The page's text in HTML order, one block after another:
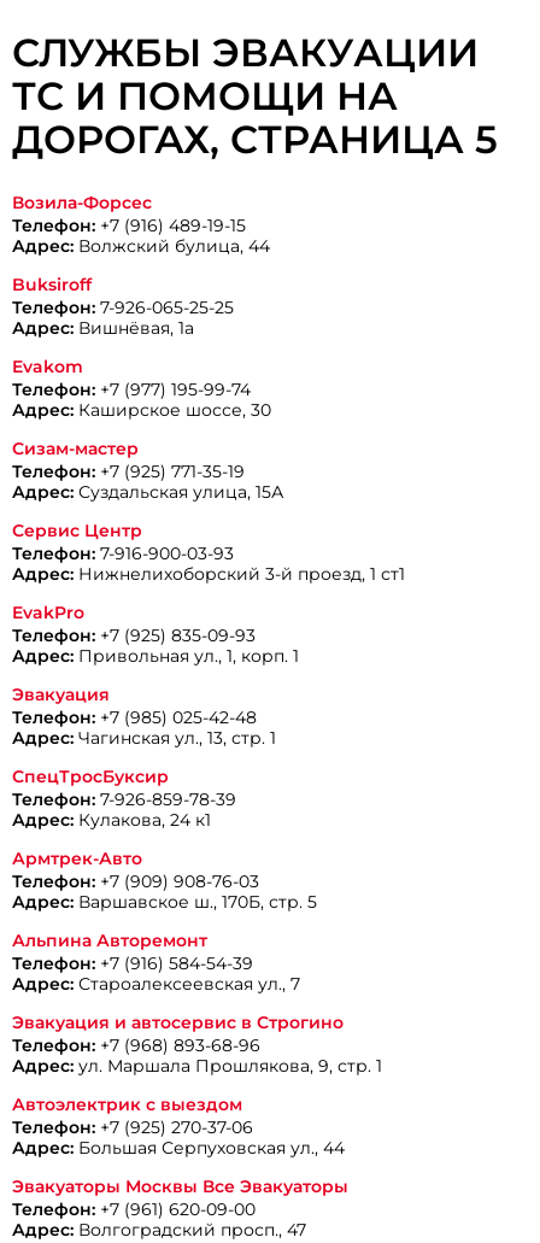
СЛУЖБЫ ЭВАКУАЦИИ
ТС И ПОМОЩИ НА
ДОРОГАХ, CТРАНИЦА 5
Возила-Форсес
Телефон: +7 (916) 489-19-15
Адрес: Волжский булица, 44
Buksiroff
Телефон: 7-926-065-25-25
Адрес: Вишнёвая, 1а
Evakom
Телефон: +7 (977) 195-99-74
Адрес: Каширское шоссе, 30
Сизам-мастер
Телефон: +7 (925) 771-35-19
Адрес: Суздальская улица, 15А
Сервис Центр
Телефон: 7-916-900-03-93
Адрес: Нижнелихоборский 3-й проезд, 1 ст1
EvakPro
Телефон: +7 (925) 835-09-93
Адрес: Привольная ул., 1, корп. 1
Эвакуация
Телефон: +7 (985) 025-42-48
Адрес: Чагинская ул., 13, стр. 1
СпецТросБуксир
Телефон: 7-926-859-78-39
Адрес: Кулакова, 24 к1
Армтрек-Авто
Телефон: +7 (909) 908-76-03
Адрес: Варшавское ш., 170Б, стр. 5
Альпина Авторемонт
Телефон: +7 (916) 584-54-39
Адрес: Староалексеевская ул., 7
Эвакуация и автосервис в Строгино
Телефон: +7 (968) 893-68-96
Адрес: ул. Маршала Прошлякова, 9, стр. 1
Автоэлектрик с выездом
Телефон: +7 (925) 270-37-06
Адрес: Большая Серпуховская ул., 44
Эвакуаторы Москвы Все Эвакуаторы
Телефон: +7 (961) 620-09-00
Адрес: Волгоградский просп., 47